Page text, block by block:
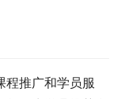
程推广和学员服